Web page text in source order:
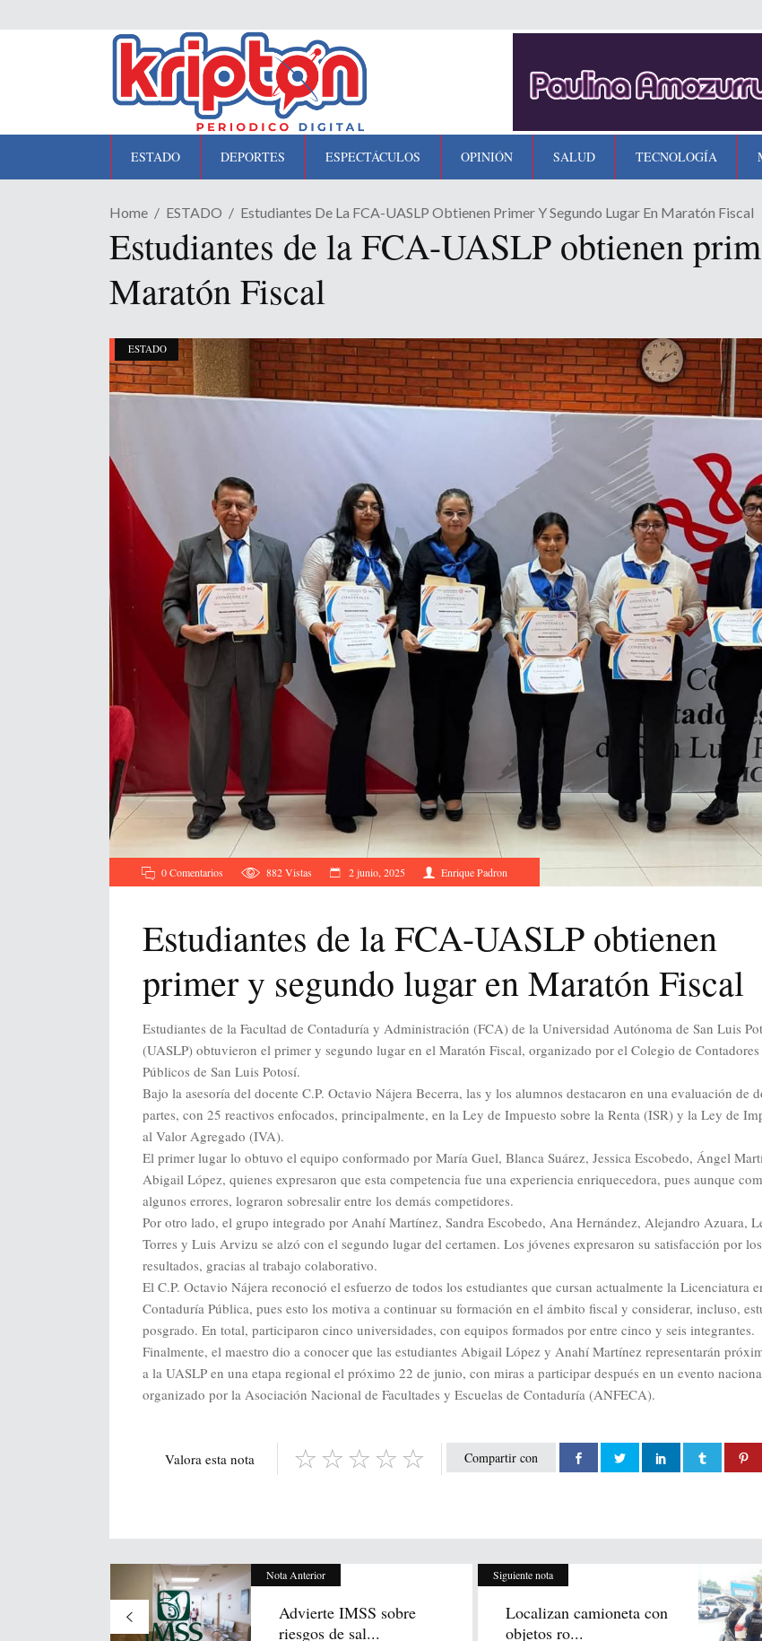
ESTADO DEPORTES ESPECTÁCULOS OPINIÓN SALUD TECNOLOGÍA
Home ESTADO Estudiantes De La FCA-UASLP Obtienen Primer Y Segundo Lugar En Maratón Fiscal
Estudiantes de la FCA-UASLP obtienen
Maratón Fiscal
ESTADO
0 Comentarios 882Vistas 2 junio, 2025 Enrique Padron
Estudiantes de la FCA-UASLP obtienen
primer y segundo lugar en Maratón Fiscal
Estudiantes de la Facultad de Contaduría y Administración (FCA) de la Universidad Autónoma de San Luis
(UASLP) obtuvieron el primer y segundo lugar en el Maratón Fiscal, organizado por el Colegio de Contadores
Públicos de San Luis Potosí.
Bajo la asesoría del docente C.P. Octavio Nájera Becerra, las y los alumnos destacaron en una evaluación de
partes, con 25 reactivos enfocados, principalmente, en la Ley de Impuesto sobre la Renta (ISR) y la Ley de
al Valor Agregado (IVA).
El primer lugar lo obtuvo el equipo conformado por María Guel, Blanca Suárez, Jessica Escobedo, Ángel
Abigail López, quienes expresaron que esta competencia fue una experiencia enriquecedora, pues aunque
algunos errores, lograron sobresalir entre los demás competidores.
Por otro lado, el grupo integrado por Anahí Martínez, Sandra Escobedo, Ana Hernández, Alejandro Azuara,
Torres y Luis Arvizu se alzó con el segundo lugar del certamen. Los jóvenes expresaron su satisfacción por los
resultados, gracias al trabajo colaborativo.
El C.P. Octavio Nájera reconoció el esfuerzo de todos los estudiantes que cursan actualmente la Licenciatura
Contaduría Pública, pues esto los motiva a continuar su formación en el ámbito fiscal y considerar, incluso,
posgrado. En total, participaron cinco universidades, con equipos formados por entre cinco y seis integrantes.
Finalmente, el maestro dio a conocer que las estudiantes Abigail López y Anahí Martínez representarán
a la UASLP en una etapa regional el próximo 22 de junio, con miras a participar después en un evento
organizado por la Asociación Nacional de Facultades y Escuelas de Contaduría (ANFECA).
Compartir con
Valora esta nota
Nota Anterior
Advierte IMSS sobre
riesgos de sal...
Siguiente nota
Localizan camioneta con
objetos ro...